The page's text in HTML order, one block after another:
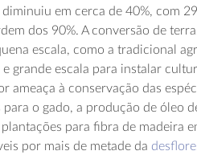
em cerca de 40%, com
dos 90%. A conversão de
escala, como a tradicional
e grande escala para instalar
ameaça à conservação das
para o gado, a produção de óleo
para fibra de madeira
por mais de metade da